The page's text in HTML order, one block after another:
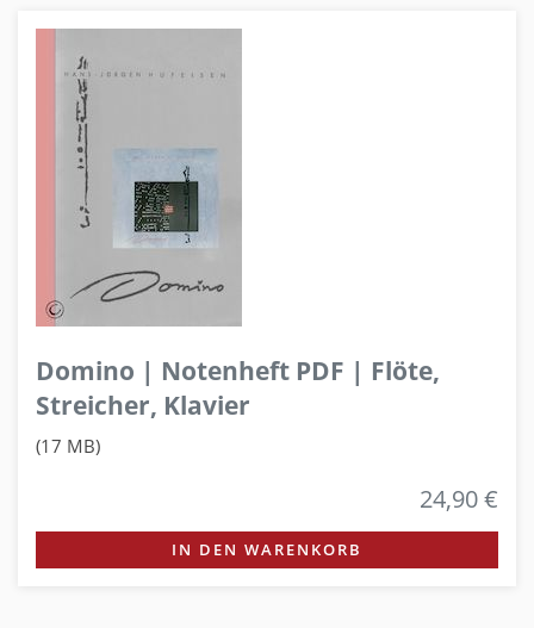
Domino | Notenheft PDF | Flöte,
Streicher, Klavier
(17 MB)
24,90 €
IN DEN WARENKORB